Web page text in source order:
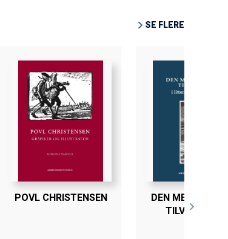
SE FLERE
POVL CHRISTENSEN
DEN
TILVÆRELSE I